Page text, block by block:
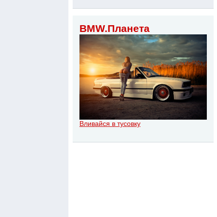
BMW.Планета
Вливайся в тусовку